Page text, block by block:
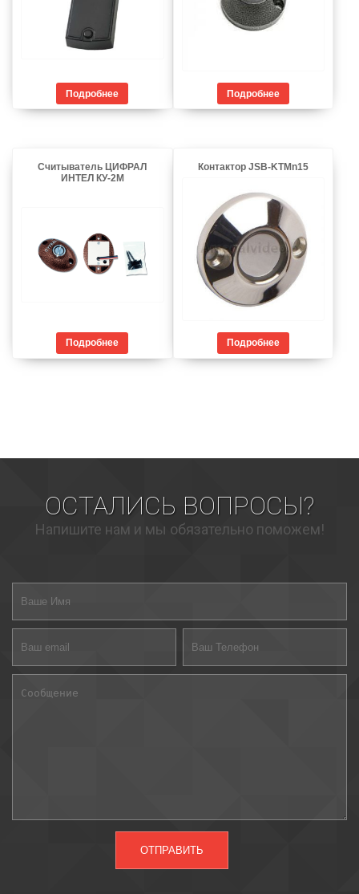
Подробнее Подробнее
Считыватель ЦИФРАЛ
ИНТЕЛ КУ-2М
Подробнее
Контактор JSB-KTMn15
Подробнее
ОСТАЛИСЬ ВОПРОСЫ?
Напишите нам и мы обязательно поможем!